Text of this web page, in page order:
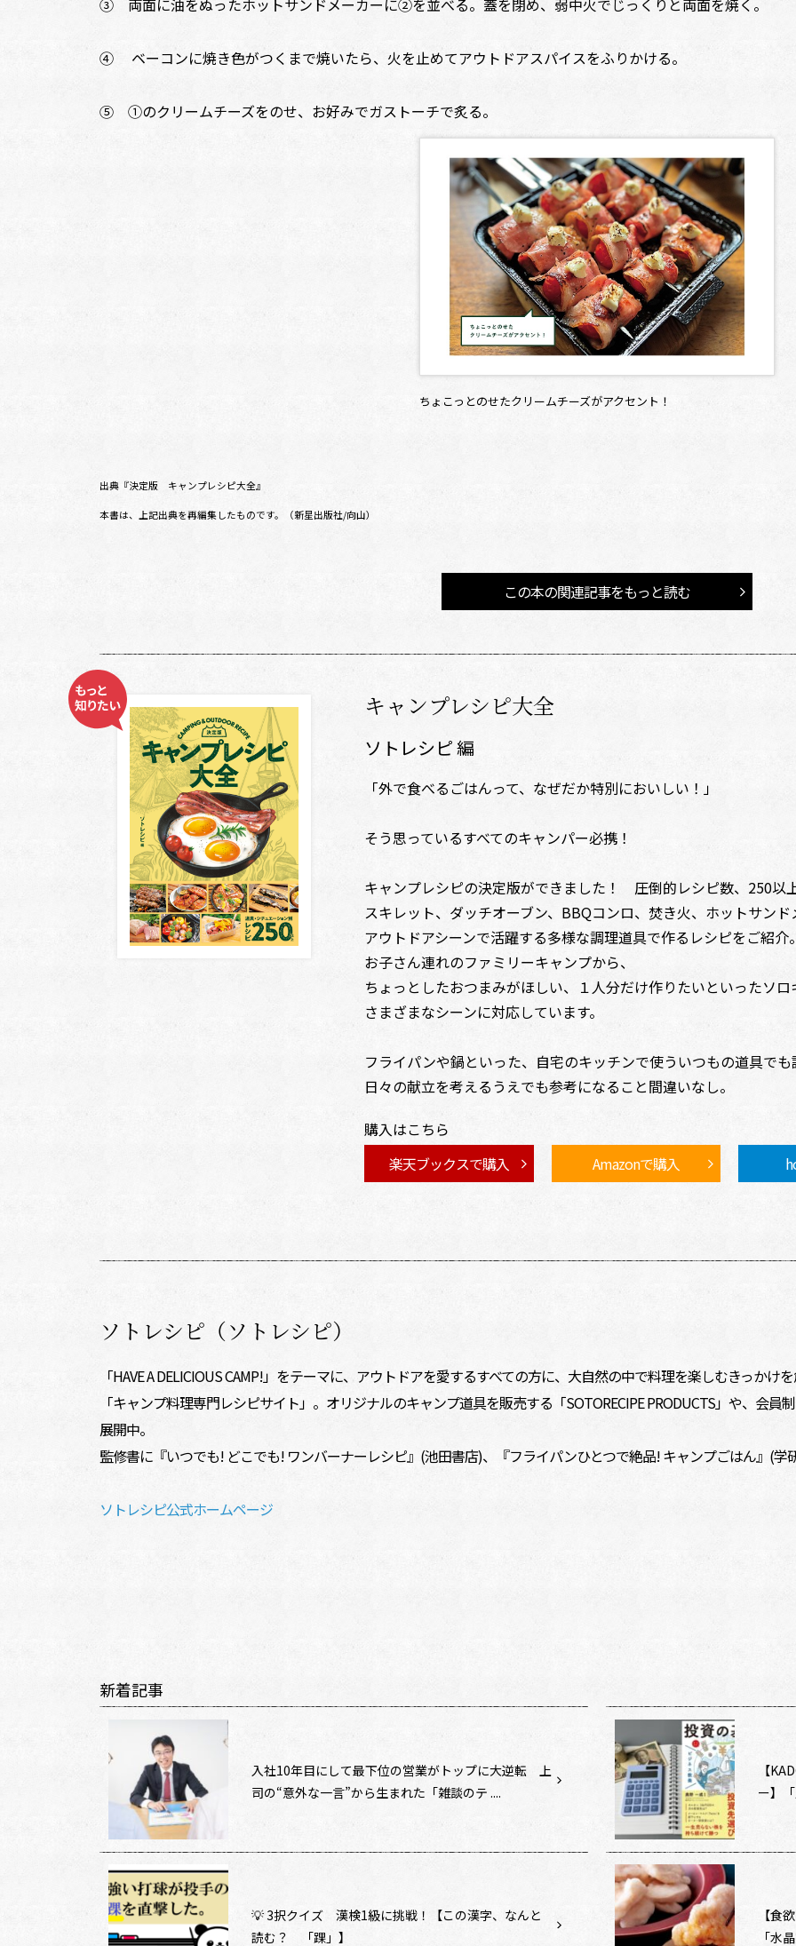
③ 両面に油をぬったホットサンドメーカーに②を並べる。蓋を閉め、弱中火でじっくりと両面を焼く。
④ ベーコンに焼き色がつくまで焼いたら、火を止めてアウトドアスパイスをふりかける。
⑤ ①のクリームチーズをのせ、お好みでガストーチで炙る。
ちょこっとのせたクリームチーズがアクセント！
出典『決定版 キャンプレシピ大全』
本書は、上記出典を再編集したものです。（新星出版社/向山）
この本の関連記事をもっと読む
キャンプレシピ大全
ソトレシピ 編
「外で食べるごはんって、なぜだか特別においしい！」
そう思っているすべてのキャンパー必携！
キャンプレシピの決定版ができました！ 圧倒的レシピ数、250以
スキレット、ダッチオーブン、BBQコンロ、焚き火、ホットサン
アウトドアシーンで活躍する多様な調理道具で作るレシピをご紹介
お子さん連れのファミリーキャンプから、
ちょっとしたおつまみがほしい、１人分だけ作りたいといったソ
さまざまなシーンに対応しています。
フライパンや鍋といった、自宅のキッチンで使ういつもの道具で
日々の献立を考えるうえでも参考になること間違いなし。
購入はこちら
楽天ブックスで購入
Amazonで購入
ソトレシピ（ソトレシピ）
「HAVE A DELICIOUS CAMP!」をテーマに、アウトドアを愛するすべての方に、大自然の中で料理を楽しむきっか
「キャンプ料理専門レシピサイト」。オリジナルのキャンプ道具を販売する「SOTORECIPE PRODUCTS」や、会員
展開中。
監修書に『いつでも! どこでも! ワンバーナーレシピ』(池田書店)、『フライパンひとつで絶品! キャンプごはん』(学
ソトレシピ公式ホームページ
新着記事
入社10年目にして最下位の営業がトップに大逆転 上
司の“意外な一言”から生まれた「雑談のテ ....
【
ー】
💡 3択クイズ 漢検1級に挑戦！【この漢字、なんと
読む？ 「踝」】
【食
「水